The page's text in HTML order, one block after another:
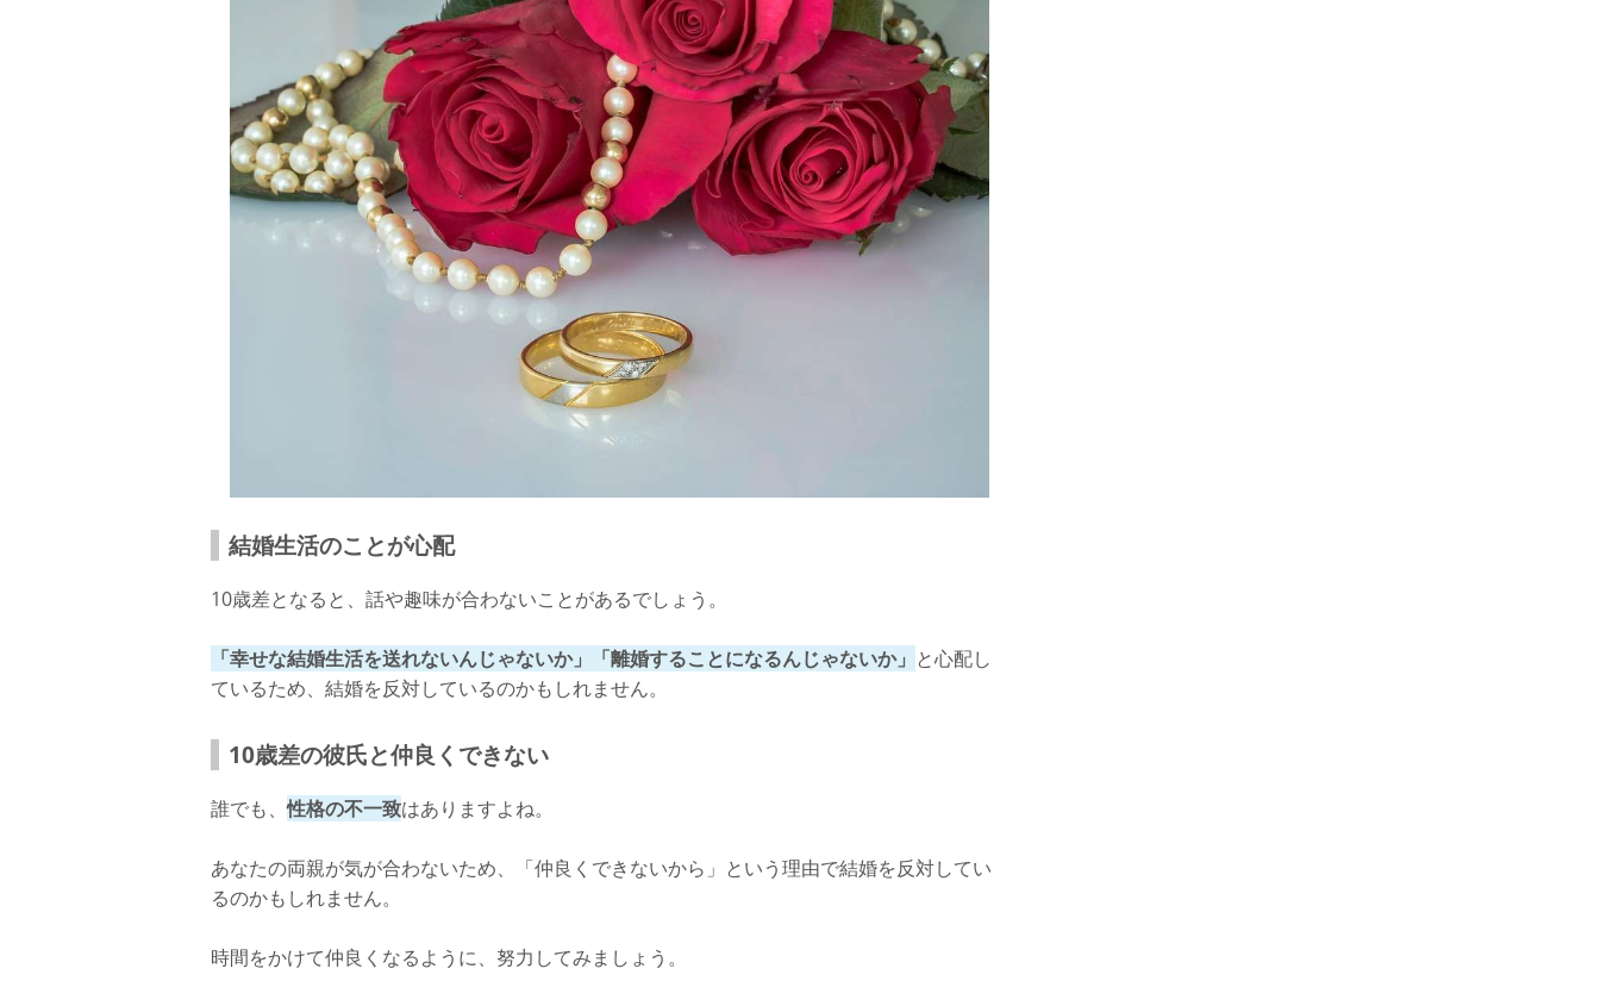
結婚を反対されても説得することは可能！諦めないで
結婚生活のことが心配
10歳差となると、話や趣味が合わないことがあるでしょう。
「幸せな結婚生活を送れないんじゃないか」「離婚することになるんじゃないか」 と心配し
ているため、結婚を反対しているのかもしれません。
10歳差の彼氏と仲良くできない
誰でも、性格の不一致はありますよね。
あなたの両親が気が合わないため、「仲良くできないから」という理由で結婚を反対してい
るのかもしれません。
時間をかけて仲良くなるように、努力してみましょう。